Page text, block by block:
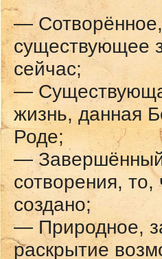
—
существующее
сейчас;
—
жизнь, данная
Роде;
—
сотворения, то,
создано;
— Природное,
раскрытие